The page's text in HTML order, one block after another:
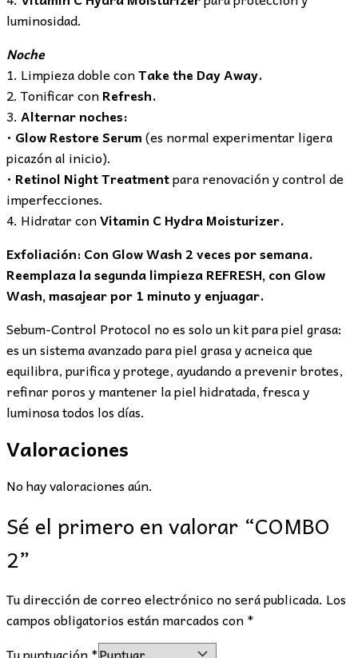
luminosidad.
Noche
1. Limpieza doble conTake the Day Away.
2. Tonificar conRefresh.
3. Alternar noches:
• Glow Restore Serum(es normal experimentar ligera
picazón al inicio).
• Retinol Night Treatmentpara renovación y control de
imperfecciones.
4. Hidratar conVitamin C Hydra Moisturizer.
Exfoliación: Con Glow Wash 2 veces por semana.
Reemplaza la segunda limpieza REFRESH, con Glow
Wash, masajear por 1 minuto y enjuagar.
Sebum-Control Protocol no es solo un kit para piel grasa:
es un sistema avanzado para piel grasa y acneica que
equilibra, purifica y protege, ayudando a prevenir brotes,
refinar poros y mantener la piel hidratada, fresca y
luminosa todos los días.
Valoraciones
No hay valoraciones aún.
Sé el primero en valorar “COMBO
2”
Tu dirección de correo electrónico no será publicada. Los
campos obligatorios están marcados con*